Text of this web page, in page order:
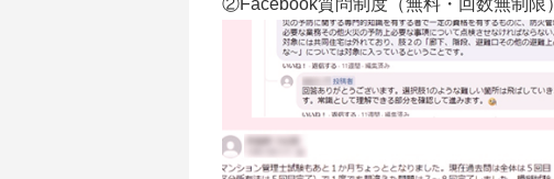
②Facebook質問制度（無料・回数無制限）